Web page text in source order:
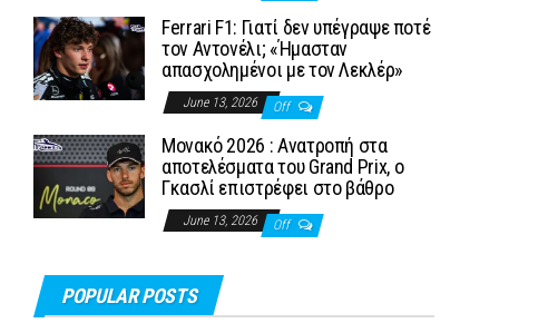
Ferrari F1: Γιατί δεν υπέγραψε ποτέ
τον Αντονέλι; «Ήμασταν
απασχολημένοι με τον Λεκλέρ»
June 13, 2026 Off
Μονακό 2026 : Ανατροπή στα
αποτελέσματα του Grand Prix, ο
Γκασλί επιστρέφει στο βάθρο
June 13, 2026 Off
POPULAR POSTS